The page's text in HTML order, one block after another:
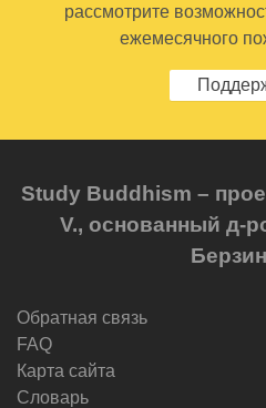
рассмотрите
ежемесячного
Study Buddhism –
V., основанный д-
Обратная связь
FAQ
Карта сайта
Словарь